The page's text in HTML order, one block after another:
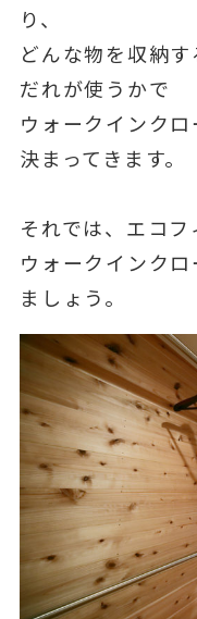
り、
どんな物を収納す
だれが使うかで
ウォークインク
決まってきます。
それでは、エコ
ウォークインク
ましょう。